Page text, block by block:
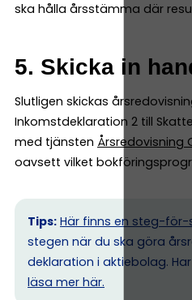
ska hålla årsstämma där
5. Skicka in
Slutligen skickas
Inkomstdeklaration 2 till
med tjänsten Årsredovisning
oavsett vilket
Tips: Här finns en steg-
stegen när du ska göra
deklaration i aktiebolag.
läsa mer här.